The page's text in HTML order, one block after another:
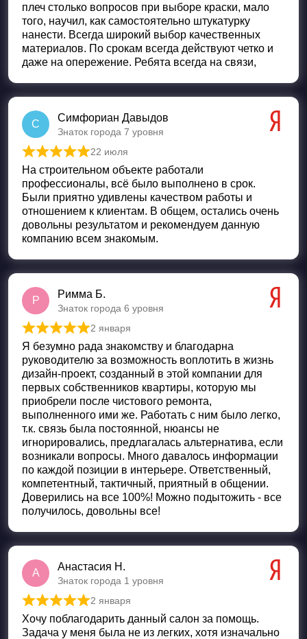
плеч столько вопросов при выборе краски, мало
того, научил, как самостоятельно штукатурку
нанести. Всегда широкий выбор качественных
материалов. По срокам всегда действуют четко и
даже на опережение. Ребята всегда на связи,
С
Симфориан Давыдов
Знаток города 7 уровня
Оценка5 из 5
22 июля
На строительном объекте работали
профессионалы, всё было выполнено в срок.
Были приятно удивлены качеством работы и
отношением к клиентам. В общем, остались очень
довольны результатом и рекомендуем данную
компанию всем знакомым.
Р
Римма Б.
Знаток города 6 уровня
Оценка 5из 5
2 января
Я безумно рада знакомству и благодарна
руководителю за возможность воплотить в жизнь
дизайн-проект, созданный в этой компании для
первых собственников квартиры, которую мы
приобрели после чистового ремонта,
выполненного ими же. Работать с ним было легко,
т.к. связь была постоянной, нюансы не
игнорировались, предлагалась альтернатива, если
возникали вопросы. Много давалось информации
по каждой позиции в интерьере. Ответственный,
компетентный, тактичный, приятный в общении.
Доверились на все 100%! Можно подытожить - все
получилось, довольны все!
А
Анастасия Н.
Знаток города 1 уровня
Оценка 5из 5
2 января
Хочу поблагодарить данный салон за помощь.
Задача у меня была не из легких, хотя изначально